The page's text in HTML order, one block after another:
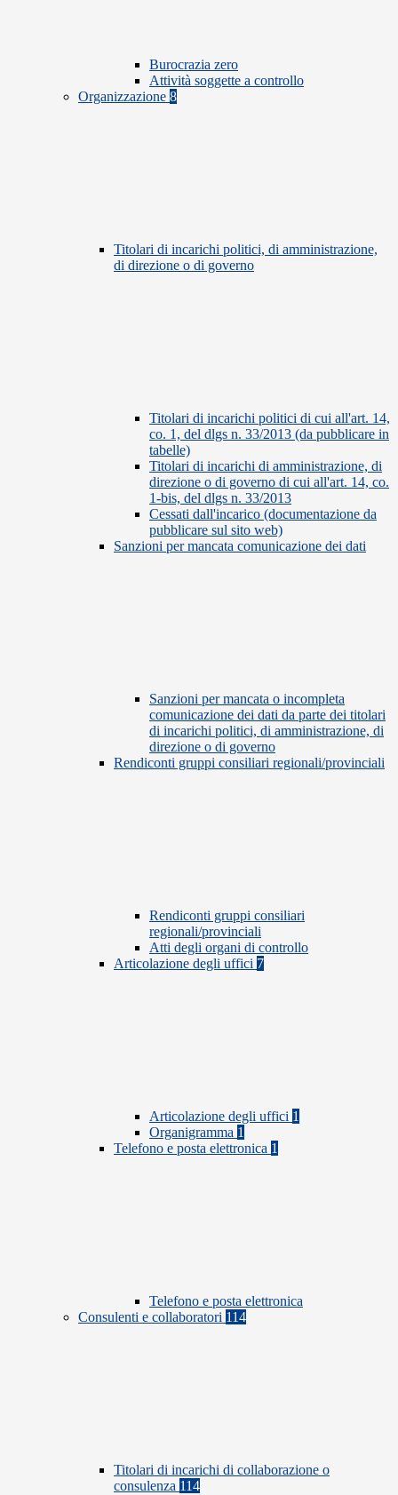
Burocrazia zero
Attività soggette a controllo
Organizzazione 8
Titolari di incarichi politici, di amministrazione,
di direzione o di governo
Titolari di incarichi politici di cui all'art. 14,
co. 1, del dlgs n. 33/2013 (da pubblicare in
tabelle)
Titolari di incarichi di amministrazione, di
direzione o di governo di cui all'art. 14, co.
1-bis, del dlgs n. 33/2013
Cessati dall'incarico (documentazione da
pubblicare sul sito web)
Sanzioni per mancata comunicazione dei dati
Sanzioni per mancata o incompleta
comunicazione dei dati da parte dei titolari
di incarichi politici, di amministrazione, di
direzione o di governo
Rendiconti gruppi consiliari regionali/provinciali
Rendiconti gruppi consiliari
regionali/provinciali
Atti degli organi di controllo
Articolazione degli uffici 7
Articolazione degli uffici 1
Organigramma 1
Telefono e posta elettronica 1
Telefono e posta elettronica
Consulenti e collaboratori 114
Titolari di incarichi di collaborazione o
consulenza 114